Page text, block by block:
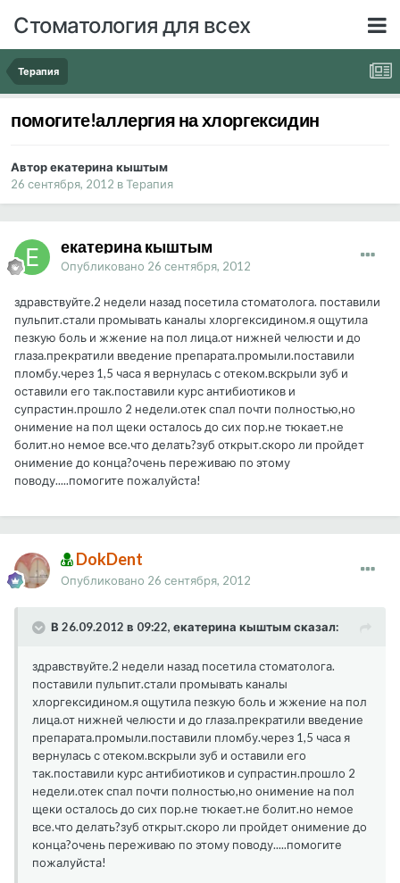
Стоматология для всех
Терапия
помогите!аллергия на хлоргексидин
Автор екатерина кыштым
26 сентября, 2012 вТерапия
екатерина кыштым
Опубликовано 26 сентября, 2012
здравствуйте.2 недели назад посетила стоматолога. поставили
пульпит.стали промывать каналы хлоргексидином.я ощутила
пезкую боль и жжение на пол лица.от нижней челюсти и до
глаза.прекратили введение препарата.промыли.поставили
пломбу.через 1,5 часа я вернулась с отеком.вскрыли зуб и
оставили его так.поставили курс антибиотиков и
супрастин.прошло 2 недели.отек спал почти полностью,но
онимение на пол щеки осталось до сих пор.не тюкает.не
болит.но немое все.что делать?зуб открыт.скоро ли пройдет
онимение до конца?очень переживаю по этому
поводу.....помогите пожалуйста!
DokDent
Опубликовано 26 сентября, 2012
В 26.09.2012 в 09:22, екатерина кыштым сказал:
здравствуйте.2 недели назад посетила стоматолога.
поставили пульпит.стали промывать каналы
хлоргексидином.я ощутила пезкую боль и жжение на пол
лица.от нижней челюсти и до глаза.прекратили введение
препарата.промыли.поставили пломбу.через 1,5 часа я
вернулась с отеком.вскрыли зуб и оставили его
так.поставили курс антибиотиков и супрастин.прошло 2
недели.отек спал почти полностью,но онимение на пол
щеки осталось до сих пор.не тюкает.не болит.но немое
все.что делать?зуб открыт.скоро ли пройдет онимение до
конца?очень переживаю по этому поводу.....помогите
пожалуйста!